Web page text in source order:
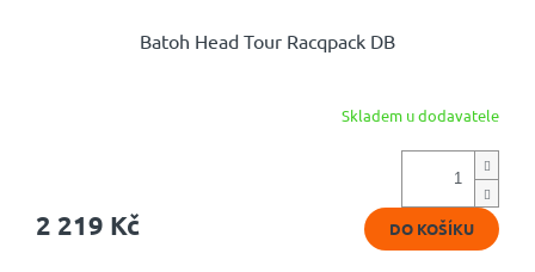
Batoh Head Tour Racqpack DB
Skladem u dodavatele
2 219 Kč DO KOŠÍKU